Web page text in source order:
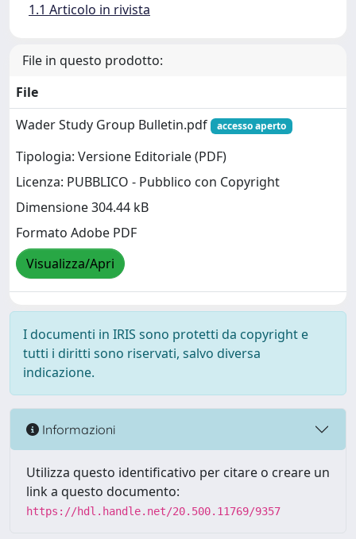
1.1 Articolo in rivista
File in questo prodotto:
File
Wader Study Group Bulletin.pdf
accesso aperto
Tipologia: Versione Editoriale (PDF)
Licenza: PUBBLICO - Pubblico con Copyright
Dimensione 304.44 kB
Formato Adobe PDF
Visualizza/Apri
I documenti in IRIS sono protetti da copyright e
tutti i diritti sono riservati, salvo diversa
indicazione.
Informazioni
Utilizza questo identificativo per citare o creare un
link a questo documento:
https://hdl.handle.net/20.500.11769/9357